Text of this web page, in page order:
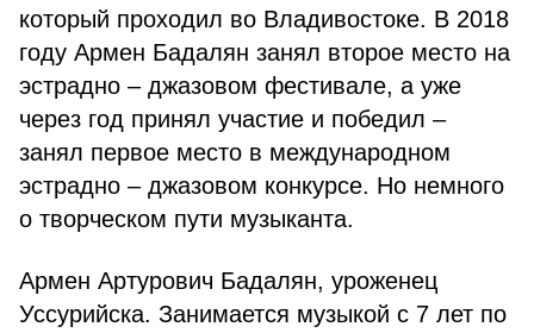
который проходил во Владивостоке. В 2018
году Армен Бадалян занял второе место на
эстрадно – джазовом фестивале, а уже
через год принял участие и победил –
занял первое место в международном
эстрадно – джазовом конкурсе. Но немного
о творческом пути музыканта.
Армен Артурович Бадалян, уроженец
Уссурийска. Занимается музыкой с 7 лет по